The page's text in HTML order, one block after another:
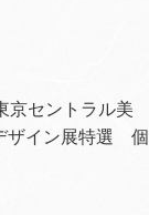
セントラル美
ザイン展特選 個